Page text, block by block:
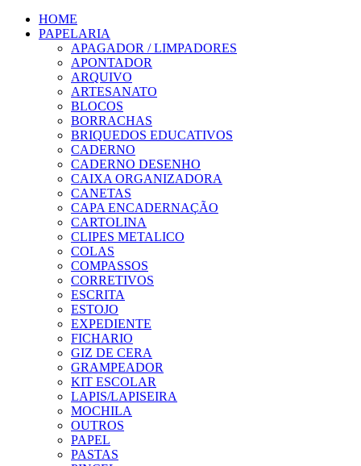
HOME
PAPELARIA
APAGADOR / LIMPADORES
APONTADOR
ARQUIVO
ARTESANATO
BLOCOS
BORRACHAS
BRIQUEDOS EDUCATIVOS
CADERNO
CADERNO DESENHO
CAIXA ORGANIZADORA
CANETAS
CAPA ENCADERNAÇÃO
CARTOLINA
CLIPES METALICO
COLAS
COMPASSOS
CORRETIVOS
ESCRITA
ESTOJO
EXPEDIENTE
FICHARIO
GIZ DE CERA
GRAMPEADOR
KIT ESCOLAR
LAPIS/LAPISEIRA
MOCHILA
OUTROS
PAPEL
PASTAS